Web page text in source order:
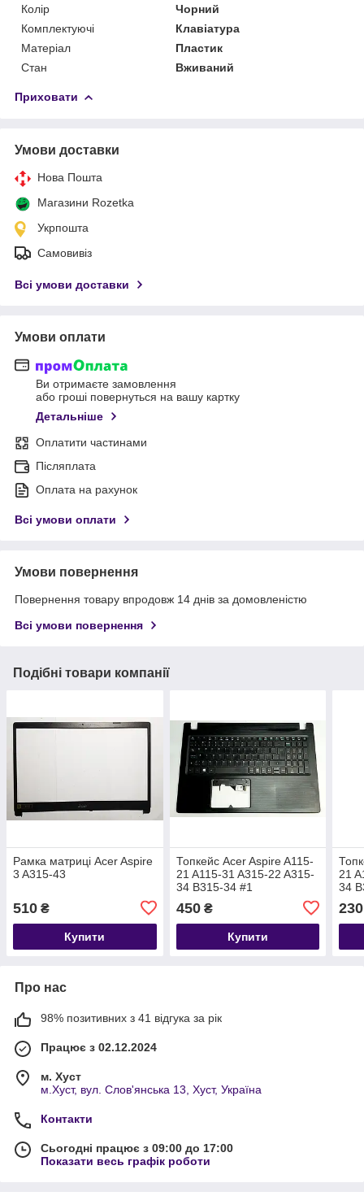
Колір
Чорний
Комплектуючі
Клавіатура
Матеріал
Пластик
Стан
Вживаний
Приховати
Умови доставки
Нова Пошта
Магазини Rozetka
Укрпошта
Самовивіз
Всі умови доставки
Умови оплати
Ви отримаєте замовлення
або гроші повернуться на вашу картку
Детальніше
Оплатити частинами
Післяплата
Оплата на рахунок
Всі умови оплати
Умови повернення
Повернення товару впродовж 14 днів за домовленістю
Всі умови повернення
Подібні товари компанії
Рамка матриці Acer Aspire
3 A315-43
510 ₴
Купити
Топкейс Acer Aspire A115-
21 A115-31 A315-22 A315-
34 B315-34 #1
450₴
Купити
21
34
230
Про нас
98% позитивних з 41 відгука за рік
Працює з 02.12.2024
м. Хуст
м.Хуст, вул. Слов'янська 13, Хуст, Україна
Контакти
Сьогодні працює з 09:00 до 17:00
Показати весь графік роботи